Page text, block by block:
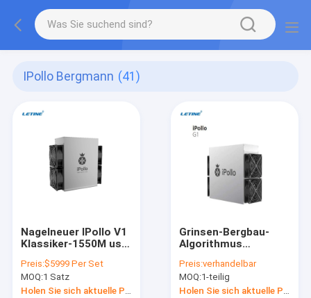
IPollo Bergmann (41)
Nagelneuer IPollo V1
Klassiker-1550M usw.
Bergmann Bergmann-
Consumption 1240W
V1
Preis:$5999 Per Set
MOQ:1 Satz
Grinsen-Bergbau-
Algorithmus
Ipollo-Bergmann-G1
Mini-2800W 36Gh
Cuckatoo32
Preis:verhandelbar
MOQ:1-teilig